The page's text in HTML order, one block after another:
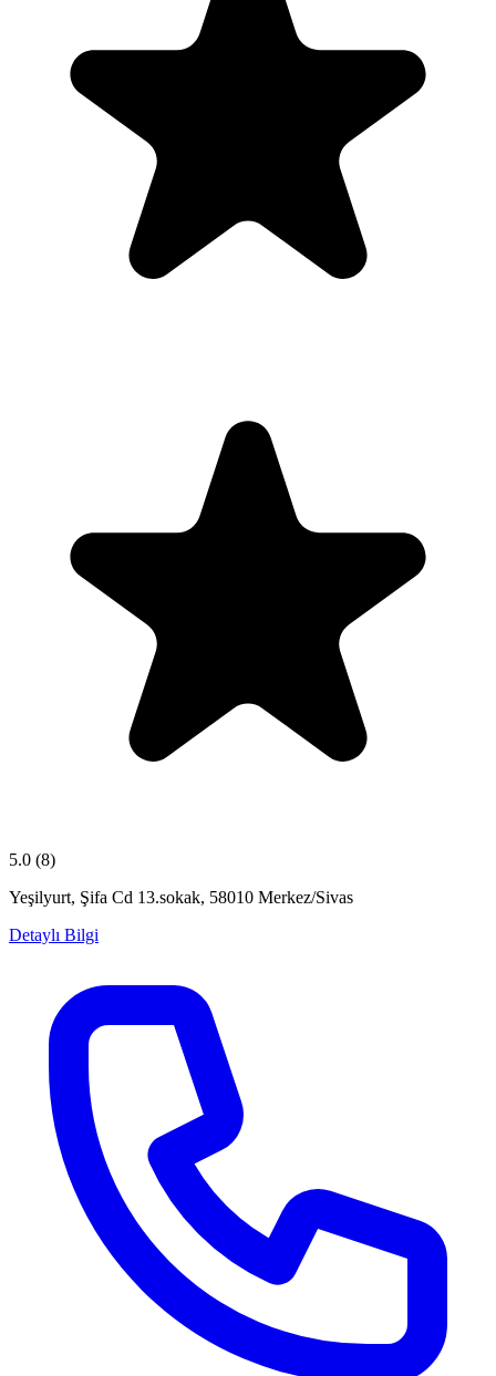
5.0 (8)
Yeşilyurt, Şifa Cd 13.sokak, 58010 Merkez/Sivas
Detaylı Bilgi